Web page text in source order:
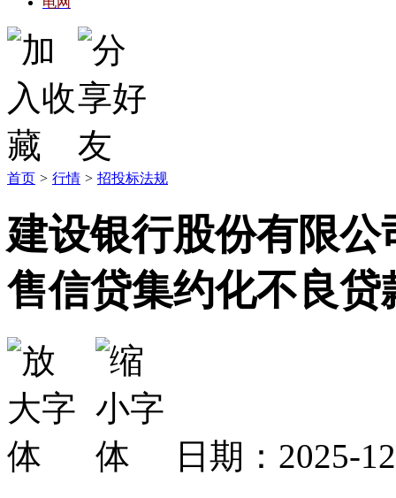
首页 > 行情 > 招投标法规
建设银行股份有限公
售信贷集约化不良
日期：2025-